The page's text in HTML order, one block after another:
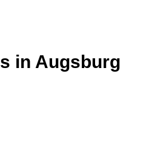
in Augsburg